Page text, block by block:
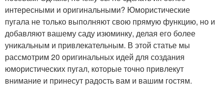
интересными и оригинальными? Юмористические
пугала не только выполняют свою прямую функцию, но и
добавляют вашему саду изюминку, делая его более
уникальным и привлекательным. В этой статье мы
рассмотрим 20 оригинальных идей для создания
юмористических пугал, которые точно привлекут
внимание и принесут радость вам и вашим гостям.